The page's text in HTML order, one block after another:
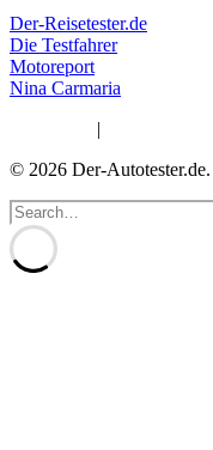
Der-Reisetester.de
Die Testfahrer
Motoreport
Nina Carmaria
|
© 2026 Der-Autotester.de.